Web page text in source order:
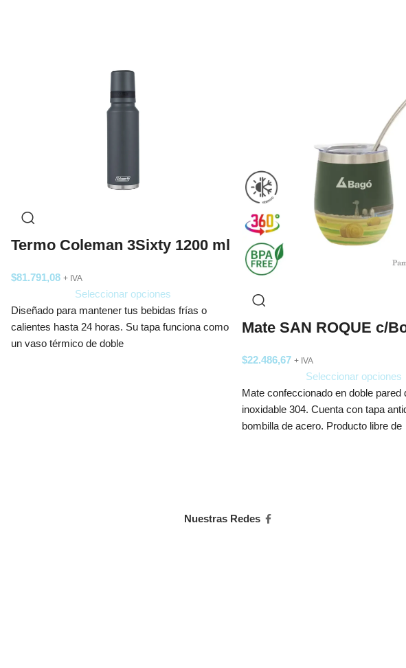
Termo Coleman 3Sixty 1200 ml
$81.791,08 + IVA
Seleccionar opciones
Diseñado para mantener tus bebidas frías o
calientes hasta 24 horas. Su tapa funciona como
un vaso térmico de doble
Mate SAN ROQUE c/
$22.486,67 + IVA
Seleccionar opciones
Mate confeccionado en doble pared
inoxidable 304. Cuenta con tapa
bombilla de acero. Producto libre de
Nuestras Redes